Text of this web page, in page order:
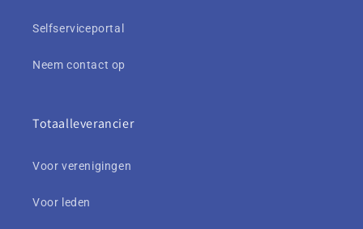
Selfserviceportal
Neem contact op
Totaalleverancier
Voor verenigingen
Voor leden